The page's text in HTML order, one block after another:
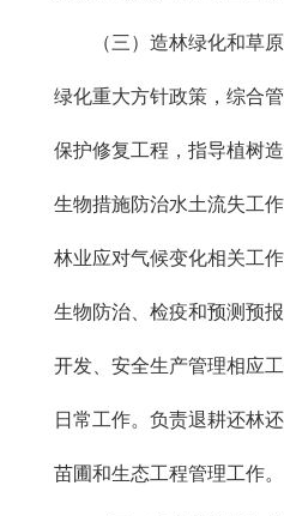
（三）造林绿化和草原
绿化重大方针政策，综合
保护修复工程，指导植树
生物措施防治水土流失工
林业应对气候变化相关工
生物防治、检疫和预测预
开发、安全生产管理相应
日常工作。负责退耕还林
苗圃和生态工程管理工作。